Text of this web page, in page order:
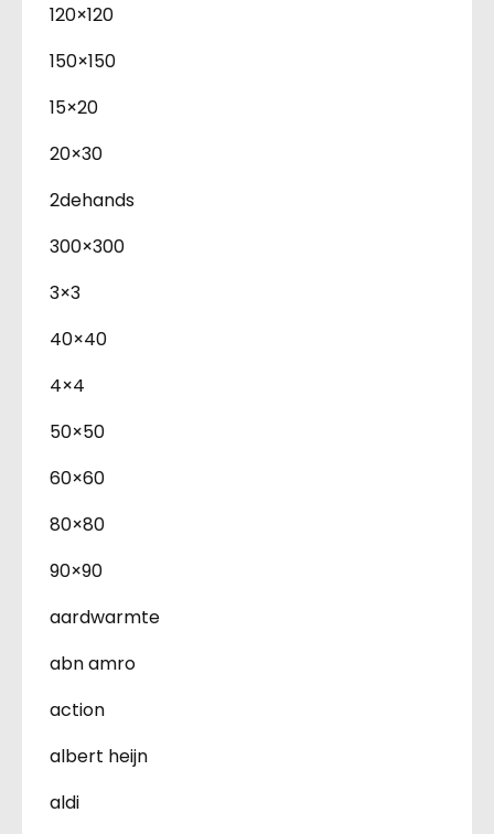
120×120
150×150
15×20
20×30
2dehands
300×300
3×3
40×40
4×4
50×50
60×60
80×80
90×90
aardwarmte
abn amro
action
albert heijn
aldi